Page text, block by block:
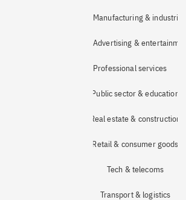
Manufacturing & industrial
Advertising & entertainment
Professional services
Public sector & education
Real estate & construction
Retail & consumer goods
Tech & telecoms
Transport & logistics